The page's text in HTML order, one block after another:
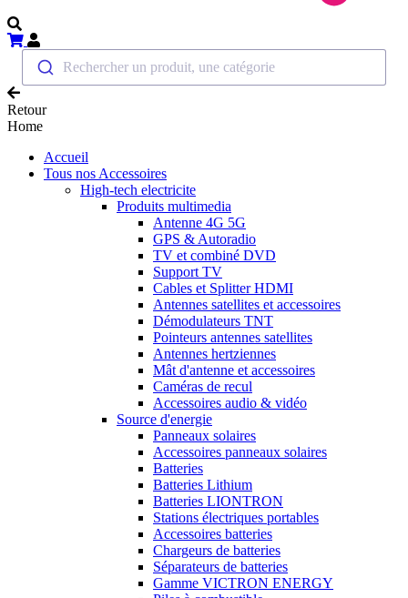
Rechercher un produit, une catégorie
Retour
Home
Accueil
Tous nos Accessoires
High-tech electricite
Produits multimedia
Antenne 4G 5G
GPS & Autoradio
TV et combiné DVD
Support TV
Cables et Splitter HDMI
Antennes satellites et accessoires
Démodulateurs TNT
Pointeurs antennes satellites
Antennes hertziennes
Mât d'antenne et accessoires
Caméras de recul
Accessoires audio & vidéo
Source d'energie
Panneaux solaires
Accessoires panneaux solaires
Batteries
Batteries Lithium
Batteries LIONTRON
Stations électriques portables
Accessoires batteries
Chargeurs de batteries
Séparateurs de batteries
Gamme VICTRON ENERGY